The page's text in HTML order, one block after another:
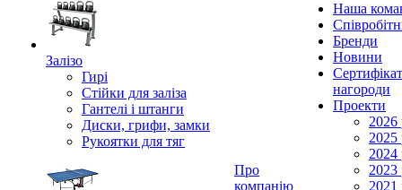
Залізо
Гирі
Стійки для заліза
Гантелі і штанги
Диски, грифи, замки
Рукоятки для тяг
Про
компанію
Наша
Бренди
Новини
нагороди
Проекти
2026
2025
2024
2023
2021